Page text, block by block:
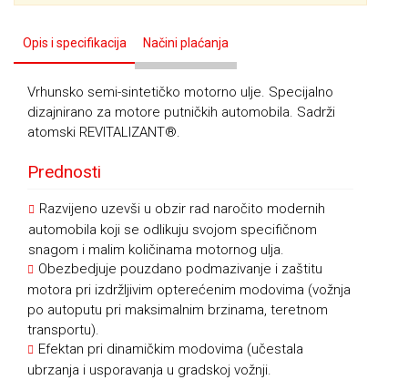
Opis i specifikacija Načini plaćanja
Vrhunsko semi-sintetičko motorno ulje. Specijalno
dizajnirano za motore putničkih automobila. Sadrži
atomski REVITALIZANT®.
Prednosti
Razvijeno uzevši u obzir rad naročito modernih
automobila koji se odlikuju svojom specifičnom
snagom i malim količinama motornog ulja.
Obezbedjuje pouzdano podmazivanje i zaštitu
motora pri izdržljivim opterećenim modovima (vožnja
po autoputu pri maksimalnim brzinama, teretnom
transportu).
Efektan pri dinamičkim modovima (učestala
ubrzanja i usporavanja u gradskoj vožnji.